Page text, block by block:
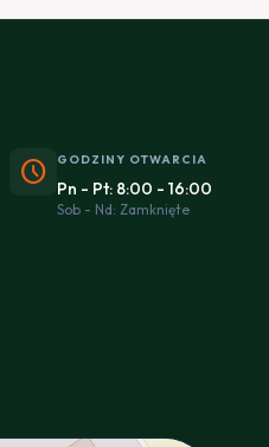
schedule GODZINY OTWARCIA
Pn - Pt: 8:00 - 16:00
Sob - Nd: Zamknięte